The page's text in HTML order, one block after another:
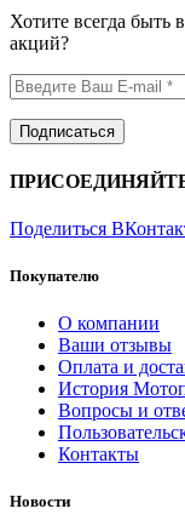
Хотите всегда быть
акций?
Поделиться
Покупателю
О компании
Ваши отзывы
Оплата и
История
Вопросы и
Контакты
Новости